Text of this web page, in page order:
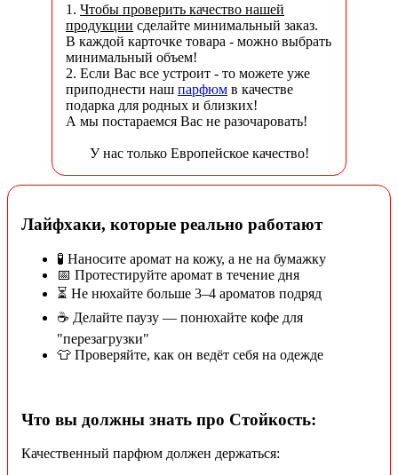
1. Чтобы проверить качество нашей
продукции сделайте минимальный заказ.
В каждой карточке товара - можно выбрать
минимальный объем!
2. Если Вас все устроит - то можете уже
приподнести наш парфюм в качестве
подарка для родных и близких!
А мы постараемся Вас не разочаровать!
У нас только Европейское качество!
Лайфхаки, которые реально работают
🧪 Наносите аромат на кожу, а не на бумажку
📅 Протестируйте аромат в течение дня
⏳ Не нюхайте больше 3–4 ароматов подряд
☕ Делайте паузу — понюхайте кофе для
"перезагрузки"
👕 Проверяйте, как он ведёт себя на одежде
Что вы должны знать про Стойкость:
Качественный парфюм должен держаться: